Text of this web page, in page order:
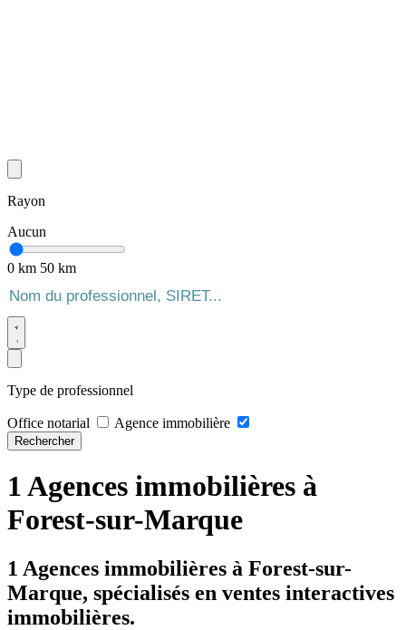
Rayon
Aucun
0 km 50 km
Type de professionnel
Office notarial Agence immobilière
Rechercher
1 Agences immobilières à
Forest-sur-Marque
1 Agences immobilières à Forest-sur-
Marque, spécialisés en ventes interactives
immobilières.